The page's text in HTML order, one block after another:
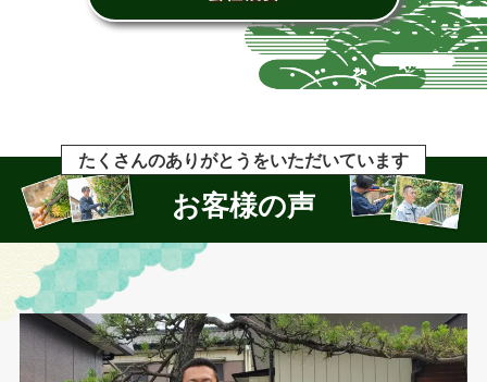
たくさんのありがとうをいただいています
お客様の声